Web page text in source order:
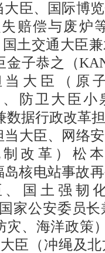
臣、国际博
赔偿与废炉
国土交通大臣
子恭之（
大臣（原
、防卫大臣
数据行政改革
大臣、网络
改革）松
岛核电站事故
国土强韧
家公安委员
灾、海洋政
臣（冲绳及